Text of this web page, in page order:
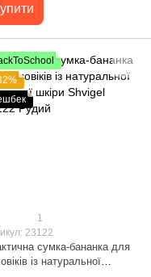
1
23122
сумка-бананка для
із натуральної